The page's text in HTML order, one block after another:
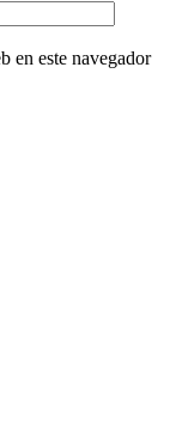
en este navegador